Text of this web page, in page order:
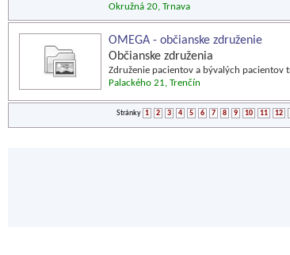
Okružná 20, Trnava
OMEGA - občianske združenie
Občianske združenia
Združenie pacientov a bývalých
Palackého 21, Trenčín
Stránky 1 2 3 4 5 6 7 8 9 10 11 12